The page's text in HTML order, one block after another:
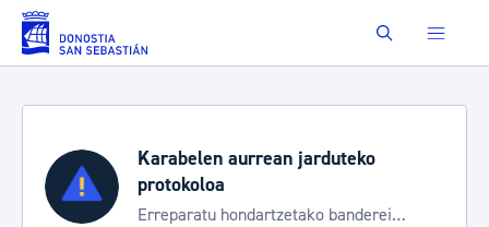
Eduki nagusira joan Buscar
Karabelen aurrean jarduteko
protokoloa
Erreparatu hondartzetako banderei